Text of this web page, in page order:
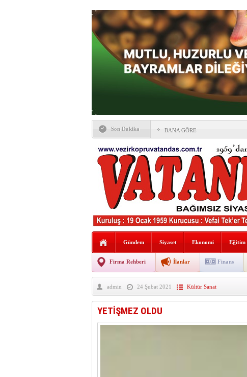
Son Dakika BANA GÖRE
Vezirköprü CHP’de istifa depremi
HAYATIN İÇİNDEN BESLENME
Kaybettiklerimiz
NÖBETÇİ ECZANELER
Okullarda yeni dönem: Yönetmelik
değişti
taşınıyor
Hafif ticari araç takla attı! 2’si
“Yaz Seninle Güzel” doğa yürüyüşü
Gündem Siyaset Ekonomi Eğitim
Firma Rehberi İlanlar Finans
admin 24 Şubat 2021 Kültür Sanat
YETİŞMEZ OLDU